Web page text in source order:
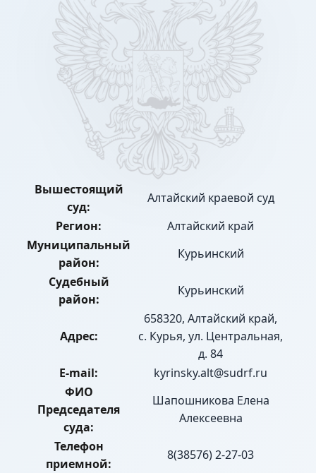
Вышестоящий
суд:
Алтайский краевой суд
Регион:
Алтайский край
Муниципальный
район:
Курьинский
Судебный
район:
Курьинский
Адрес:
658320, Алтайский край,
с. Курья, ул. Центральная,
д. 84
E-mail:
kyrinsky.alt@sudrf.ru
ФИО
Председателя
суда:
Шапошникова Елена
Алексеевна
Телефон
приемной:
8(38576) 2-27-03